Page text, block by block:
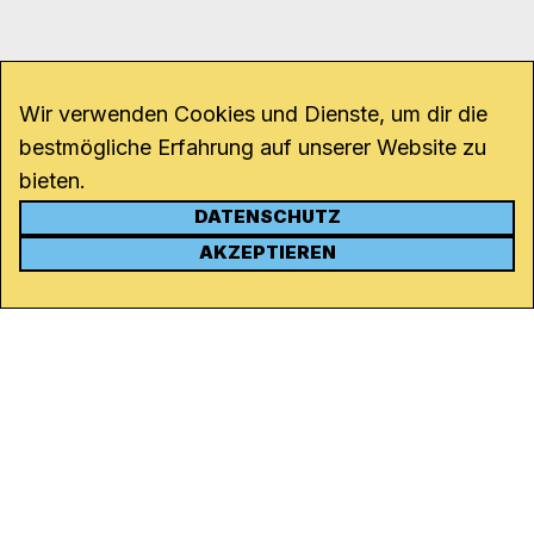
KONTAKT
Rohrerstrasse 20
Wir verwenden Cookies und Dienste, um dir die
bestmögliche Erfahrung auf unserer Website zu
bieten.
DATENSCHUTZ
AKZEPTIEREN